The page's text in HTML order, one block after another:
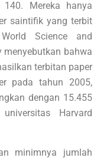
Mereka hanya
saintifik yang terbit
Science and
menyebutkan bahwa
terbitan paper
pada tahun 2005,
dengan 15.455
Harvard
minimnya jumlah